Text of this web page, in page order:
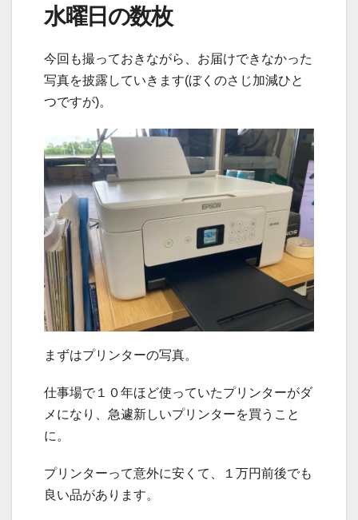
水曜日の数枚
今回も撮っておきながら、お届けできなかった
写真を披露していきます(ぼくのさじ加減ひと
つですが)。
まずはプリンターの写真。
仕事場で１０年ほど使っていたプリンターがダ
メになり、急遽新しいプリンターを買うこと
に。
プリンターって意外に安くて、１万円前後でも
良い品があります。